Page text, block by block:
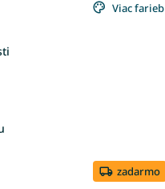
Viac farieb
zadarmo